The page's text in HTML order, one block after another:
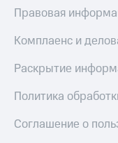
Правовая
Комплаенс и
Раскрытие
Политика
Соглашение о